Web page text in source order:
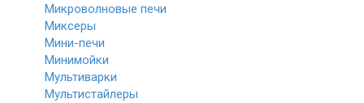
Микроволновые печи
Миксеры
Мини-печи
Минимойки
Мультиварки
Мультистайлеры